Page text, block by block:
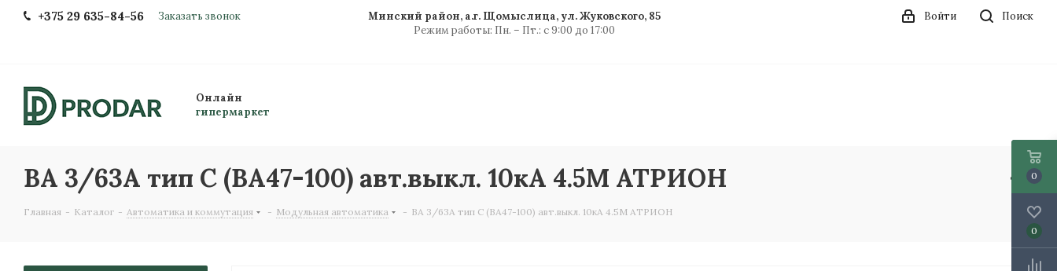
+375 29 635-84-56 Заказать звонок
Минский район, а.г. Щомыслица, ул. Жуковского, 85
Режим работы: Пн. – Пт.: с 9:00 до 17:00
Поиск
Войти
Онлайн
гипермаркет
ВА 3/63А тип C (ВА47-100) авт.выкл. 10кА 4.5М АТРИОН
Главная - Каталог - Автоматика и коммутация - Модульная автоматика - ВА 3/63А тип C (ВА47-100) авт.выкл. 10кА 4.5М АТРИОН
0
0